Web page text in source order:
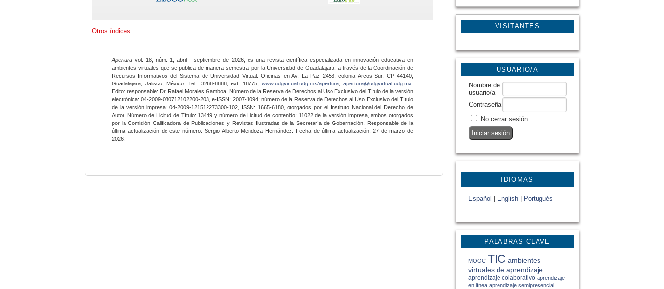
VISITANTES
USUARIO/A
Nombre de
usuario/a
Contraseña
No cerrar sesión
IDIOMAS
Español English Portugués
PALABRAS CLAVE
MOOC TIC ambientes
virtuales de aprendizaje
aprendizaje colaborativo aprendizaje
en línea aprendizaje semipresencial
Otros índices
Apertura vol. 18, núm. 1, abril - septiembre de 2026, es una revista científica especializada en innovación educativa en
ambientes virtuales que se publica de manera semestral por la Universidad de Guadalajara, a través de la Coordinación de
Recursos Informativos del Sistema de Universidad Virtual. Oficinas en Av. La Paz 2453, colonia Arcos Sur, CP 44140,
Guadalajara, Jalisco, México. Tel.: 3268-8888, ext. 18775,www.udgvirtual.udg.mx/apertura apertura@udgvirtual.udg.mx
Editor responsable: Dr. Rafael Morales Gamboa. Número de la Reserva de Derechos al Uso Exclusivo del Título de la versión
electrónica: 04-2009-080712102200-203, e-ISSN: 2007-1094; número de la Reserva de Derechos al Uso Exclusivo del Título
de la versión impresa: 04-2009-121512273300-102, ISSN: 1665-6180, otorgados por el Instituto Nacional del Derecho de
Autor. Número de Licitud de Título: 13449 y número de Licitud de contenido: 11022 de la versión impresa, ambos otorgados
por la Comisión Calificadora de Publicaciones y Revistas Ilustradas de la Secretaría de Gobernación. Responsable de la
última actualización de este número: Sergio Alberto Mendoza Hernández. Fecha de última actualización: 27 de marzo de
2026.